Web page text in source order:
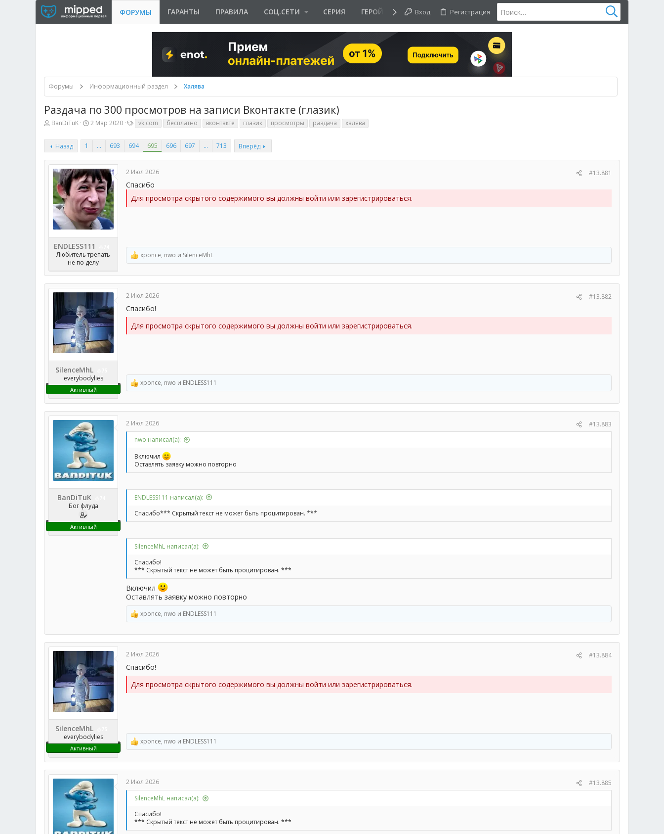
ФОРУМЫ ГАРАНТЫ ПРАВИЛА СОЦ.СЕТИ СЕРИЯ ГЕРОЙ ДНЯ Вход Регистрация
Форумы Информационный раздел Халява
Раздача по 300 просмотров на записи Вконтакте (глазик)
А
т
о
р
т
е
м
ы
BanDiTuK
Д
т
н
а
ч
а
л
а
2 Мар 2020
Т
е
г
и
vk.com бесплатно вконтакте глазик просмотры раздача халява
Назад 1 … 693 694 695 696 697 … 713 Вперёд
ENDLESS111
Любитель трепать
не по делу
2 Июл 2026 #13.881
Спасибо
Для просмотра скрытого содержимого вы должны войти или зарегистрироваться.
Р
е
а
к
и
и
:
xponce, nwo и SilenceMhL
SilenceMhL
everybodylies
Активный
2 Июл 2026 #13.882
Спасибо!
Для просмотра скрытого содержимого вы должны войти или зарегистрироваться.
Р
е
а
к
и
и
xponce, nwo и ENDLESS111
BanDiTuK
Бог флуда
Активный
2 Июл 2026
#13.883
nwo написал(а):
Включил
Оставлять заявку можно повторно
ENDLESS111 написал(а):
Спасибо*** Скрытый текст не может быть процитирован. ***
SilenceMhL написал(а):
Спасибо!
*** Скрытый текст не может быть процитирован. ***
Включил
Оставлять заявку можно повторно
Р
е
а
к
и
и
:
xponce, nwo и ENDLESS111
SilenceMhL
everybodylies
Активный
2 Июл 2026 #13.884
Спасибо!
Для просмотра скрытого содержимого вы должны войти или зарегистрироваться.
Р
е
а
к
и
и
xponce, nwo и ENDLESS111
2 Июл 2026
#13.885
SilenceMhL написал(а):
Спасибо!
*** Скрытый текст не может быть процитирован. ***